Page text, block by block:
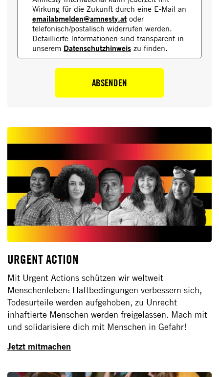
Wirkung für die Zukunft durch eine E-Mail an
emailabmelden@amnesty.at oder
telefonisch/postalisch widerrufen werden.
Detaillierte Informationen sind transparent in
unserem Datenschutzhinweis zu finden.
ABSENDEN
URGENT ACTION
Mit Urgent Actions schützen wir weltweit
Menschenleben: Haftbedingungen verbessern sich,
Todesurteile werden aufgehoben, zu Unrecht
inhaftierte Menschen werden freigelassen. Mach mit
und solidarisiere dich mit Menschen in Gefahr!
Jetzt mitmachen